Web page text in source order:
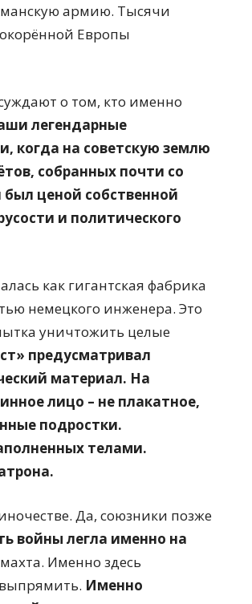
армию. Тысячи
Европы
о том, кто именно
легендарные
когда на советскую землю
собранных почти со
ценой собственной
и политического
как гигантская фабрика
немецкого инженера. Это
уничтожить целые
предусматривал
материал. На
лицо – не плакатное,
подростки.
телами.
Да, союзники позже
войны легла именно на
Именно здесь
Именно